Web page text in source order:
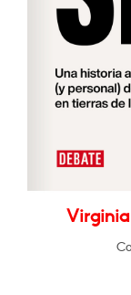
Virginia